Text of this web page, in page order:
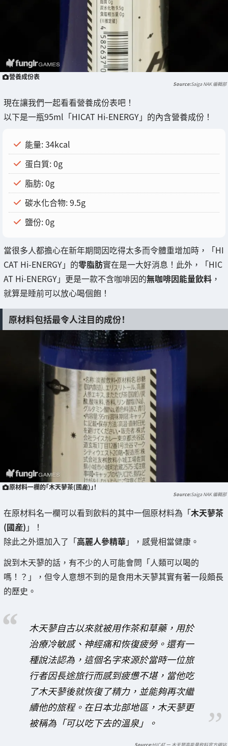
營養成份表
Saiga NAK 編輯部
現在讓我們一起看看營養成份表吧！
以下是一瓶95ml「HICAT Hi-ENERGY」的內含營養成份！
能量: 34kcal
蛋白質: 0g
脂肪: 0g
碳水化合物: 9.5g
鹽份: 0g
當很多人都擔心在新年期間因吃得太多而令體重增加時，「HI
CAT Hi-ENERGY」的零脂肪實在是一大好消息！此外，「HIC
AT Hi-ENERGY」更是一款不含咖啡因的無咖啡因能量飲料 ，
就算是睡前可以放心喝個飽！
原材料包括最令人注目的成份！
原材料一欄的「木天蓼茶(國産)」！
Saiga NAK 編輯部
在原材料名一欄可以看到飲料的其中一個原材料為「木天蓼茶
(國産) 」！
除此之外還加入了「高麗人參精華」，感覺相當健康。
說到木天蓼的話，有不少的人可能會問「人類可以喝的
嗎！？」，但令人意想不到的是食用木天蓼其實有著一段頗長
的歷史。
木天蓼自古以來就被用作茶和草藥，用於
治療冷敏感、神經痛和恢復疲勞。還有一
種說法認為，這個名字來源於當時一位旅
行者因長途旅行而感到疲憊不堪，當他吃
了木天蓼後就恢復了精力，並能夠再次繼
續他的旅程。在日本北部地區，木天蓼更
被稱為「可以吃下去的溫泉」。